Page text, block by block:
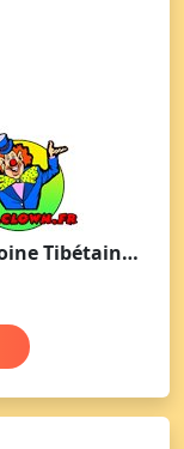
Authentique Déguisement de Moine Tibétain pour Adultes